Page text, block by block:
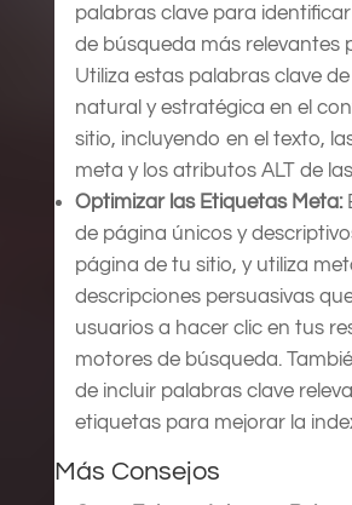
palabras clave para
de búsqueda más relevantes
Utiliza estas palabras clave
natural y estratégica en el
sitio, incluyendo en el texto,
meta y los atributos ALT de
Optimizar las Etiquetas Meta:
de página únicos y
página de tu sitio, y utiliza
descripciones persuasivas
usuarios a hacer clic en tus
motores de búsqueda.
de incluir palabras clave
etiquetas para mejorar la
Más Consejos